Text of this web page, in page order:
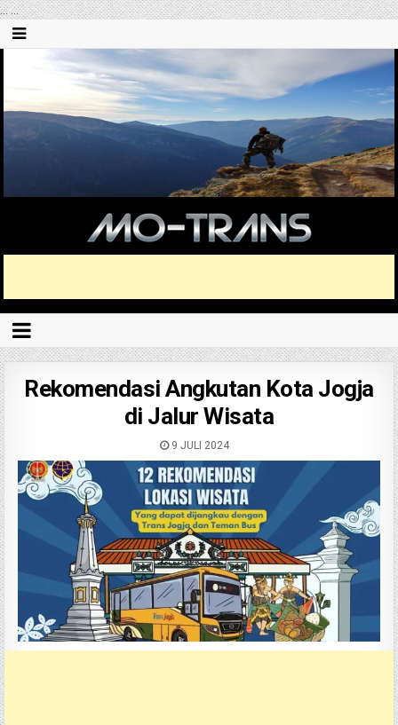
......
Rekomendasi Angkutan Kota Jogja
di Jalur Wisata
9 JULI 2024